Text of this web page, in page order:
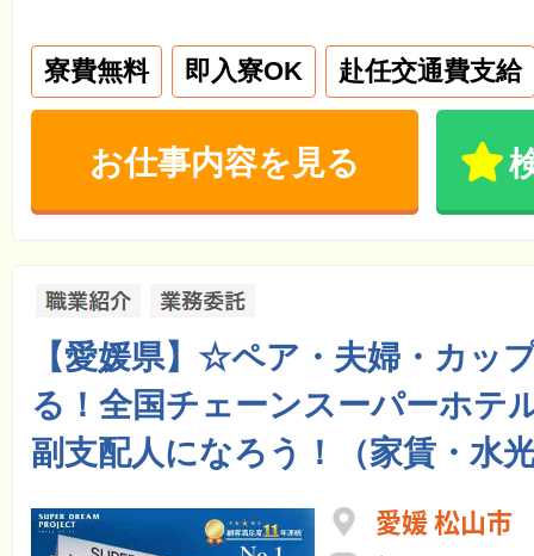
寮費無料 即入寮OK 赴任交通費支給
お仕事内容を見る
【愛媛県】☆ペア・夫婦・カッ
る！全国チェーンスーパーホテ
副支配人になろう！（家賃・水
愛媛 松山市